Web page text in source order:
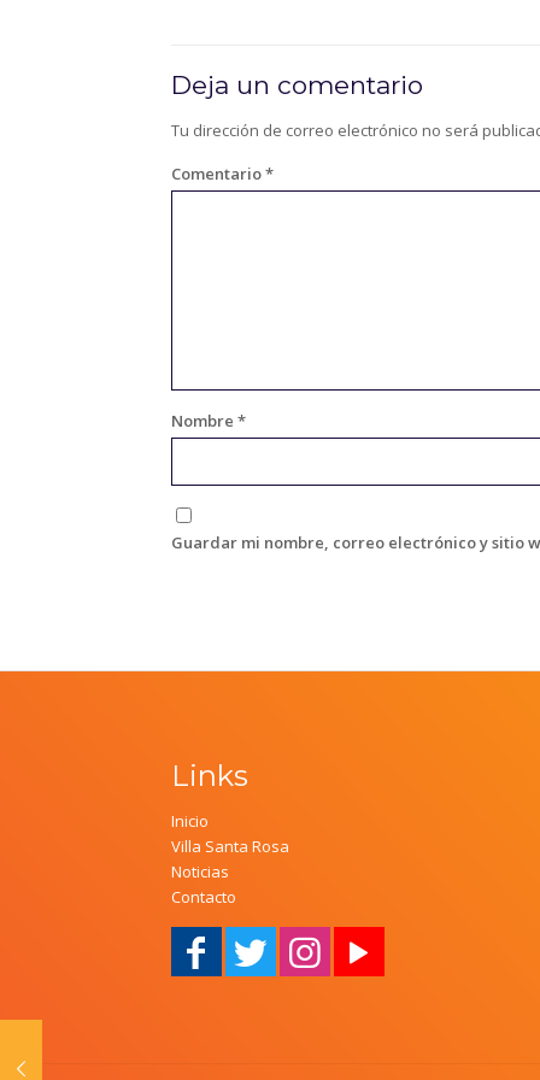
Deja un comentario
Tu dirección de correo electrónico no será
Comentario*
Nombre *
Guardar mi nombre, correo electrónico y sitio
Links
Inicio
Villa Santa Rosa
Noticias
Contacto